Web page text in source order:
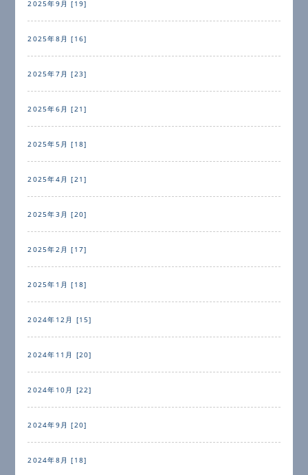
2025年9月 [19]
2025年8月 [16]
2025年7月 [23]
2025年6月 [21]
2025年5月 [18]
2025年4月 [21]
2025年3月 [20]
2025年2月 [17]
2025年1月 [18]
2024年12月 [15]
2024年11月 [20]
2024年10月 [22]
2024年9月 [20]
2024年8月 [18]